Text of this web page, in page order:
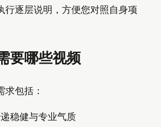
行逐层说明，方便您对照自身项
要哪些视频
包括：
稳健与专业气质